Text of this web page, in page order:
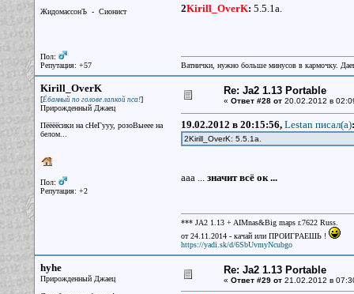
ЖидомассонЪ - Сионист
Пол:
Репутация: +57
2Kirill_OverK: 5.5.1a.
Ватнички, нужно больше минусов в кармочку.
Kirill_OverK
[Ёбанный по голове лапкой пса!]
Прирожденный Джаец
Пёёёёсики на сНеГууу, розоВыеее на
белом...
Пол:
Репутация: +2
Re: Ja2 1.13 Portable
« Ответ #28 от20.02.2012 в
19.02.2012 в 20:15:56, Lestan писал(a):
2Kirill_OverK: 5.5.1a.
ааа ... значит всё ок ...
*** JA2 1.13 + AIMnas&Big maps r.7622 Russ.
от 24.11.2014 - качай или ПРОИГРАЕШЬ !
https://yadi.sk/d/6SbUvmyNcubgo
hyhe
Прирожденный Джаец
Re: Ja2 1.13 Portable
« Ответ #29 от21.02.2012 в